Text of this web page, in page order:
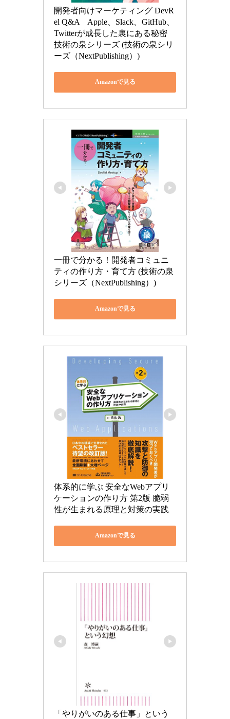
開発者向けマーケティング DevR
el Q&A　Apple、Slack、GitHub、
Twitterが成長した裏にある秘密
技術の泉シリーズ (技術の泉シリ
ーズ（NextPublishing）)
Amazonで見る
一冊で分かる！開発者コミュニ
ティの作り方・育て方 (技術の泉
シリーズ（NextPublishing）)
Amazonで見る
体系的に学ぶ 安全なWebアプリ
ケーションの作り方 第2版 脆弱
性が生まれる原理と対策の実践
Amazonで見る
「やりがいのある仕事」という